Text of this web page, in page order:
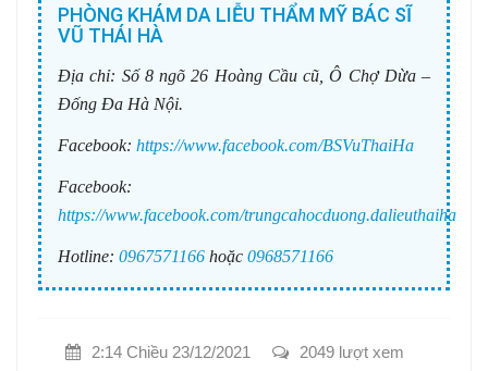
PHÒNG KHÁM DA LIỄU THẨM MỸ BÁC SĨ
VŨ THÁI HÀ
Địa chỉ: Số 8 ngõ 26 Hoàng Cầu cũ, Ô Chợ Dừa –
Đống Đa Hà Nội.
Facebook: https://www.facebook.com/BSVuThaiHa
Facebook:
https://www.facebook.com/trungcahocduong.dalieuthaiha
Hotline: 0967571166 hoặc 0968571166
2:14 Chiều 23/12/2021
2049 lượt xem